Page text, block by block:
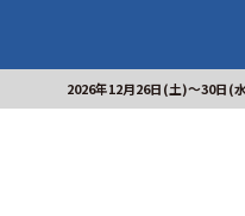
2026年12月26日(土)～30日(